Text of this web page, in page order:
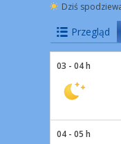
Dziś
Przegląd
03 - 04 h
04 - 05 h